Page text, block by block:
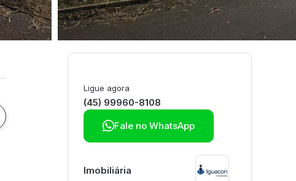
Ligue agora
(45) 99960-8108
Fale no WhatsApp
Imobiliária